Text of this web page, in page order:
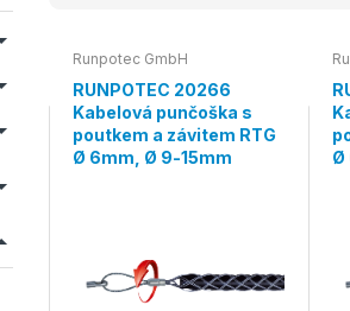
Runpotec GmbH
RUNPOTEC 20266
Kabelová punčoška s
poutkem a závitem RTG
Ø 6mm, Ø 9-15mm
Ø